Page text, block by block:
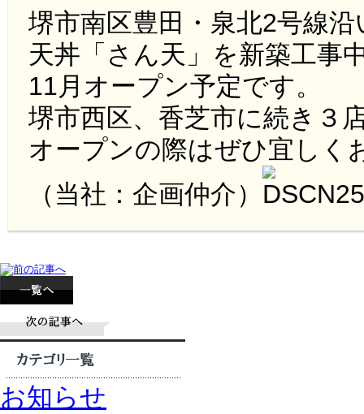
堺市南区豊田・泉北2号線
天丼「さん天」を新築工事
11月オープン予定です。
堺市西区、香芝市に続き３
オープンの際はぜひ宜しく
（当社：企画仲介）
お知らせ